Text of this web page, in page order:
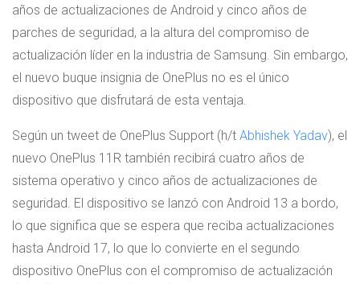
años de actualizaciones de Android y cinco años de
parches de seguridad, a la altura del compromiso de
actualización líder en la industria de Samsung. Sin embargo,
el nuevo buque insignia de OnePlus no es el único
dispositivo que disfrutará de esta ventaja.
Según un tweet de OnePlus Support (h/t Abhishek Yadav), el
nuevo OnePlus 11R también recibirá cuatro años de
sistema operativo y cinco años de actualizaciones de
seguridad. El dispositivo se lanzó con Android 13 a bordo,
lo que significa que se espera que reciba actualizaciones
hasta Android 17, lo que lo convierte en el segundo
dispositivo OnePlus con el compromiso de actualización